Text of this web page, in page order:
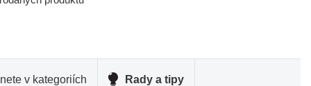
v kategoriích Rady a tipy